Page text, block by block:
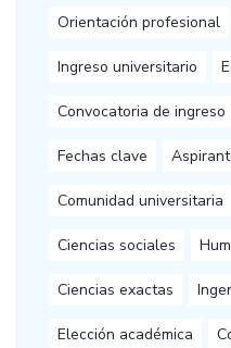
Orientación profesional
Ingreso universitario
Convocatoria de ingreso
Fechas clave
Comunidad universitaria
Ciencias sociales
Ciencias exactas
Elección académica